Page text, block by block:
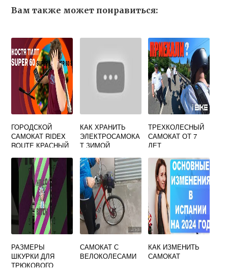
Вам также может понравиться:
ГОРОДСКОЙ
САМОКАТ RIDEX
ROUTE КРАСНЫЙ
КАК ХРАНИТЬ
ЭЛЕКТРОСАМОКА
Т ЗИМОЙ
ТРЕХКОЛЕСНЫЙ
САМОКАТ ОТ 7
ЛЕТ
РАЗМЕРЫ
ШКУРКИ ДЛЯ
ТРЮКОВОГО
САМОКАТ С
ВЕЛОКОЛЕСАМИ
КАК ИЗМЕНИТЬ
САМОКАТ